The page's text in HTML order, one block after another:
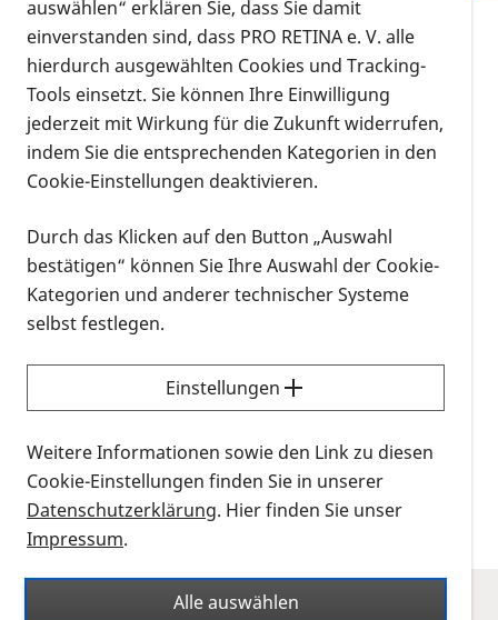
Vorlesen
PRO RETINA bietet eine Vielzahl an
Beratungsangeboten zu Netzhauterkrankungen,
Diagnose und Therapie, dem Leben mit diesen,
Hilfsmitteln, sozialen Fragen und vielem mehr.
Weiterbildungsmöglichkeiten oder Angeboten der
ergänzenden unabhängigen Teilhabeberatung
(EUTB), gibt Ihnen unser Beratungsfinder die
Möglichkeit, die für Sie passende Beratungsperson
Beratungsfinder die richtige Anlaufstelle zu Ihrem
Anliegen finden.
zum Beratungsfinder
auswählen“ erklären Sie, dass Sie damit
einverstanden sind, dass PRO RETINA e. V. alle
hierdurch ausgewählten Cookies und Tracking-
Tools einsetzt. Sie können Ihre Einwilligung
jederzeit mit Wirkung für die Zukunft widerrufen,
indem Sie die entsprechenden Kategorien in den
Cookie-Einstellungen deaktivieren.
Durch das Klicken auf den Button „Auswahl
bestätigen“ können Sie Ihre Auswahl der Cookie-
Kategorien und anderer technischer Systeme
selbst festlegen.
Einstellungen
Weitere Informationen sowie den Link zu diesen
Cookie-Einstellungen finden Sie in unserer
Datenschutzerklärung. Hier finden Sie unser
Impressum.
Alle auswählen